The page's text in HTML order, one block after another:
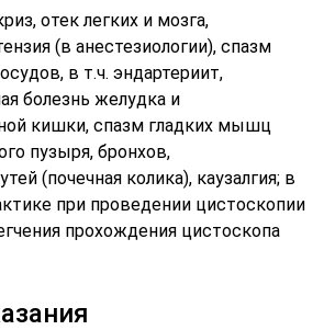
отек легких и мозга,
(в анестезиологии), спазм
в т.ч. эндартериит,
болезнь желудка и
кишки, спазм гладких мышц
пузыря, бронхов,
(почечная колика), каузалгия; в
при проведении цистоскопии
прохождения цистоскопа